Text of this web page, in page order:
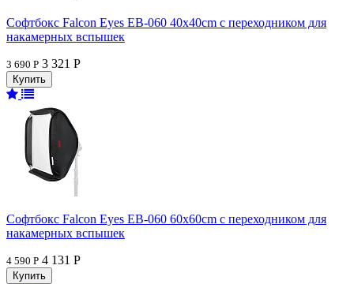
Софтбокс Falcon Eyes EB-060 40x40cm с переходником для
накамерных вспышек
3 690 Р 3 321 Р
Софтбокс Falcon Eyes EB-060 60x60cm с переходником для
накамерных вспышек
4 590 Р 4 131 Р